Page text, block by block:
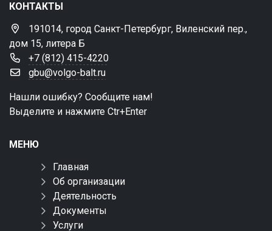
КОНТАКТЫ
191014, город Санкт-Петербург, Виленский пер.,
дом 15, литера Б
+7 (812) 415-4220
gbu@volgo-balt.ru
Нашли ошибку? Сообщите нам!
Выделите и нажмите Ctr+Enter
МЕНЮ
Главная
Об организации
Деятельность
Документы
Услуги